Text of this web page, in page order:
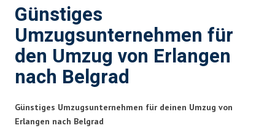
Günstiges
Umzugsunternehmen für
den Umzug von Erlangen
nach Belgrad
Günstiges Umzugsunternehmen für deinen Umzug von
Erlangen nach Belgrad